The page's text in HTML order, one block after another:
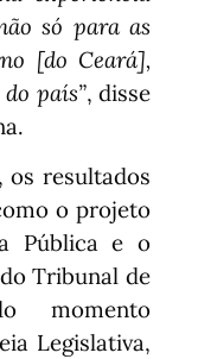
só para as
[do Ceará],
país”, disse
os resultados
o projeto
Pública e o
Tribunal de
momento
Legislativa,